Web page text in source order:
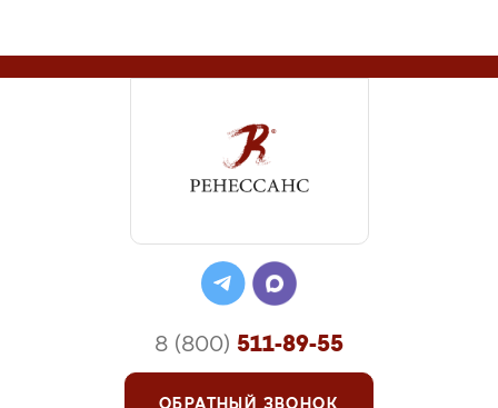
8 (800) 511-89-55
ОБРАТНЫЙ ЗВОНОК